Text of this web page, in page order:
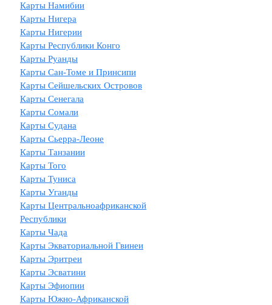
Карты Намибии
Карты Нигера
Карты Нигерии
Карты Республики Конго
Карты Руанды
Карты Сан-Томе и Принсипи
Карты Сейшельских Островов
Карты Сенегала
Карты Сомали
Карты Судана
Карты Сьерра-Леоне
Карты Танзании
Карты Того
Карты Туниса
Карты Уганды
Карты Центральноафриканской
Республики
Карты Чада
Карты Экваториальной Гвинеи
Карты Эритреи
Карты Эсватини
Карты Эфиопии
Карты Южно-Африканской